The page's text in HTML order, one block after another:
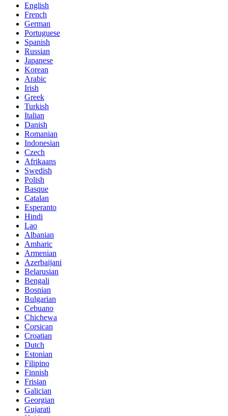
English
French
German
Portuguese
Spanish
Russian
Japanese
Korean
Arabic
Irish
Greek
Turkish
Italian
Danish
Romanian
Indonesian
Czech
Afrikaans
Swedish
Polish
Basque
Catalan
Esperanto
Hindi
Lao
Albanian
Amharic
Armenian
Azerbaijani
Belarusian
Bengali
Bosnian
Bulgarian
Cebuano
Chichewa
Corsican
Croatian
Dutch
Estonian
Filipino
Finnish
Frisian
Galician
Georgian
Gujarati